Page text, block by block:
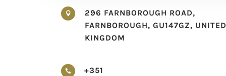

296 FARNBOROUGH ROAD,
FARNBOROUGH, GU147GZ,
KINGDOM

+351